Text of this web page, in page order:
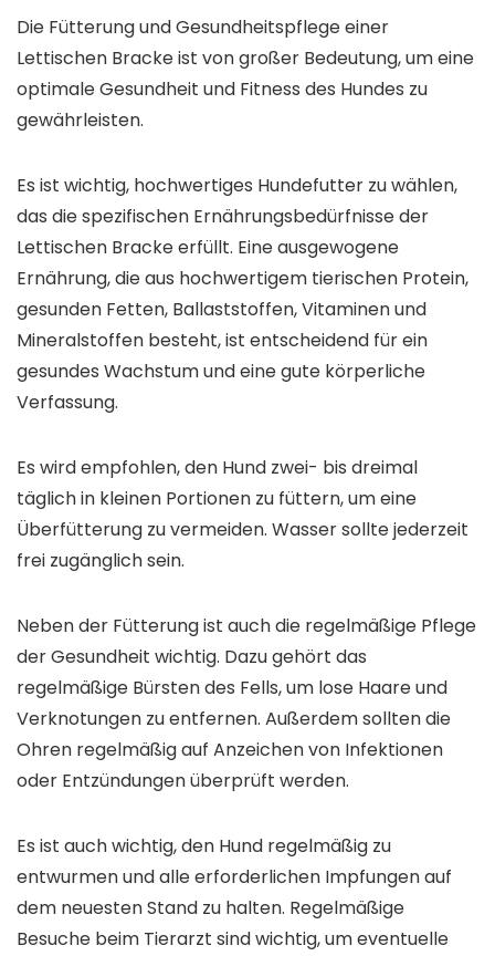
Die Fütterung und Gesundheitspflege einer
Lettischen Bracke ist von großer Bedeutung, um eine
optimale Gesundheit und Fitness des Hundes zu
gewährleisten.
Es ist wichtig, hochwertiges Hundefutter zu wählen,
das die spezifischen Ernährungsbedürfnisse der
Lettischen Bracke erfüllt. Eine ausgewogene
Ernährung, die aus hochwertigem tierischen Protein,
gesunden Fetten, Ballaststoffen, Vitaminen und
Mineralstoffen besteht, ist entscheidend für ein
gesundes Wachstum und eine gute körperliche
Verfassung.
Es wird empfohlen, den Hund zwei- bis dreimal
täglich in kleinen Portionen zu füttern, um eine
Überfütterung zu vermeiden. Wasser sollte jederzeit
frei zugänglich sein.
Neben der Fütterung ist auch die regelmäßige Pflege
der Gesundheit wichtig. Dazu gehört das
regelmäßige Bürsten des Fells, um lose Haare und
Verknotungen zu entfernen. Außerdem sollten die
Ohren regelmäßig auf Anzeichen von Infektionen
oder Entzündungen überprüft werden.
Es ist auch wichtig, den Hund regelmäßig zu
entwurmen und alle erforderlichen Impfungen auf
dem neuesten Stand zu halten. Regelmäßige
Besuche beim Tierarzt sind wichtig, um eventuelle